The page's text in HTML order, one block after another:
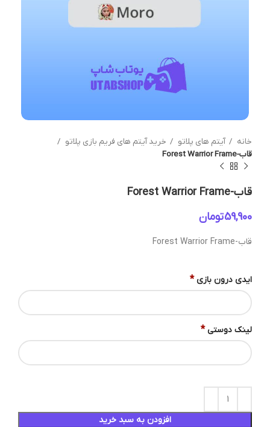
خانه آیتم های پلاتو
خرید آیتم های فریم بازی پلاتو
قاب-Forest Warrior Frame
قاب-Forest Warrior Frame
تومان
قاب-Forest Warrior Frame
ایدی درون بازی *
لینک دوستی *
افزودن به سبد خرید